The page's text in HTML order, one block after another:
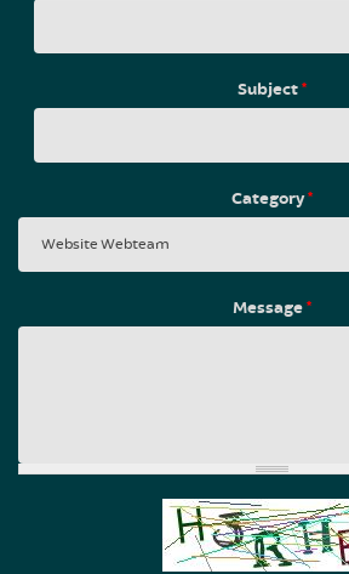
Subject*
Category*
Message*